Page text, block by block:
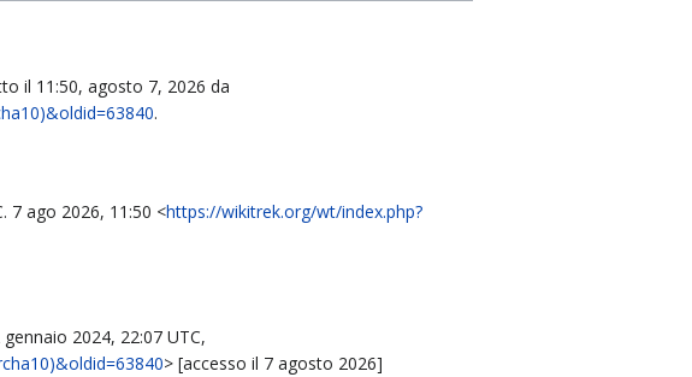
il 11:50, agosto 7, 2026 da
.
7 ago 2026, 11:50 <https://wikitrek.org/wt/index.php?
gennaio 2024, 22:07 UTC,
> [accesso il 7 agosto 2026]